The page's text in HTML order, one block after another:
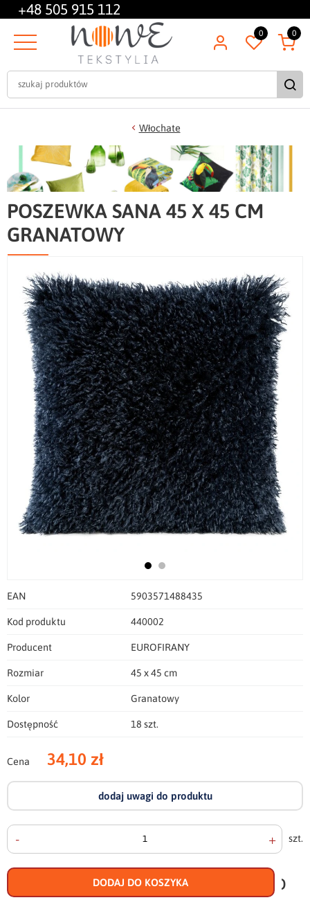
+48 505 915 112
0 0
Włochate
POSZEWKA SANA 45 X 45 CM
GRANATOWY
EAN 5903571488435
Kod produktu 440002
Producent EUROFIRANY
Rozmiar 45 x 45 cm
Kolor Granatowy
Dostępność 18 szt.
Cena 34,10 zł
dodaj uwagi do produktu
- + szt.
DODAJ DO KOSZYKA
do